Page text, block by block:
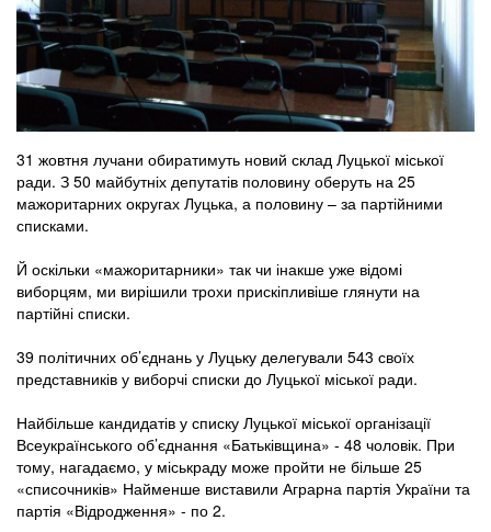
31 жовтня лучани обиратимуть новий склад Луцької міської
ради. З 50 майбутніх депутатів половину оберуть на 25
мажоритарних округах Луцька, а половину – за партійними
списками.
Й оскільки «мажоритарники» так чи інакше уже відомі
виборцям, ми вирішили трохи прискіпливіше глянути на
партійні списки.
39 політичних об’єднань у Луцьку делегували 543 своїх
представників у виборчі списки до Луцької міської ради.
Найбільше кандидатів у списку Луцької міської організації
Всеукраїнського об’єднання «Батьківщина» - 48 чоловік. При
тому, нагадаємо, у міськраду може пройти не більше 25
«списочників» Найменше виставили Аграрна партія України та
партія «Відродження» - по 2.